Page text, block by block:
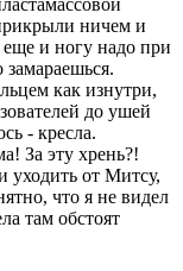
ничем и
еще и ногу надо при
замараешься.
как изнутри,
до ушей
- кресла.
За эту хрень?!
уходить от Митсу,
что я не видел
там обстоят